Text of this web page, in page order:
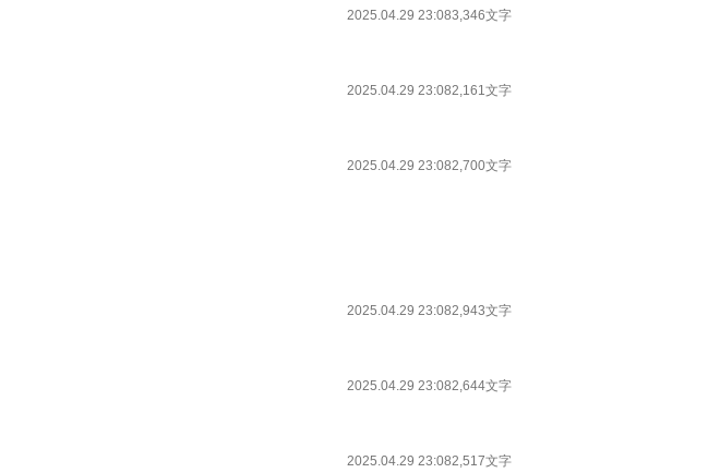
2025.04.29 23:083,346文字
2025.04.29 23:082,161文字
2025.04.29 23:082,700文字
2025.04.29 23:082,943文字
2025.04.29 23:082,644文字
2025.04.29 23:082,517文字